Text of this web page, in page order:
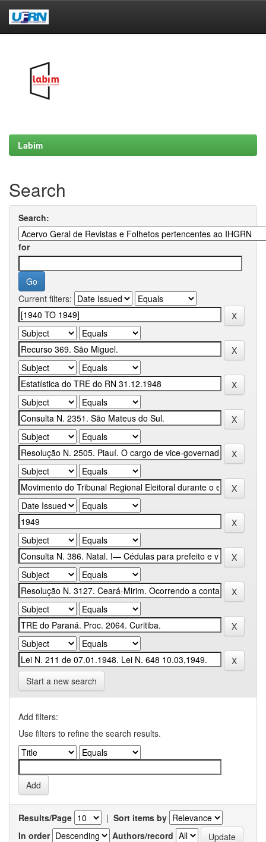
Labim
Search
Search:
for
Current filters:
Start a new search
Add filters:
Use filters to refine the search results.
Results/Page | Sort items by
In order
Authors/record